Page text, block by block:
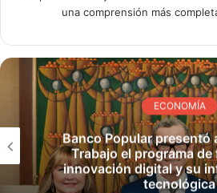
una comprensión más
ECONOMÍA
Banco Popular presentó
Trabajo el programa
innovación digital y su
tecnológica